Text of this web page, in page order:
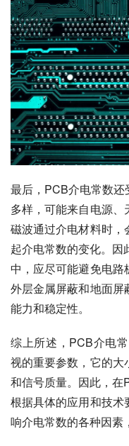
最后，PCB介电常数
多样，可能来自电源
磁波通过介电材料时，
起介电常数的变化。
中，应尽可能避免电路
外层金属屏蔽和地面屏
能力和稳定性。
综上所述，PCB介电
视的重要参数，它的
和信号质量。因此，
根据具体的应用和技
响介电常数的各种因素